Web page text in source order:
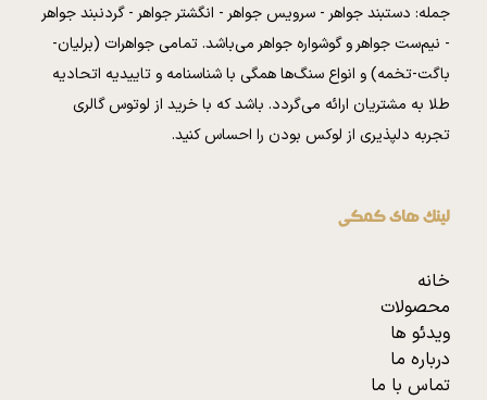
جمله: دستبند جواهر - سرویس جواهر - انگشتر جواهر - گردنبند جواهر
- نیم‌ست جواهر و گوشواره جواهر می‌باشد. تمامی جواهرات (برلیان-
باگت-تخمه) و انواع سنگ‌ها همگی با شناسنامه و تاییدیه اتحادیه
طلا به مشتریان ارائه می‌گردد. باشد که با خرید از لوتوس گالری
تجربه دلپذیری از لوکس بودن را احساس کنید.
لینک های کمکی
خانه
محصولات
ویدئو ها
درباره ما
تماس با ما